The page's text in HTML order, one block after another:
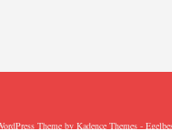
Theme by Kadence Themes -